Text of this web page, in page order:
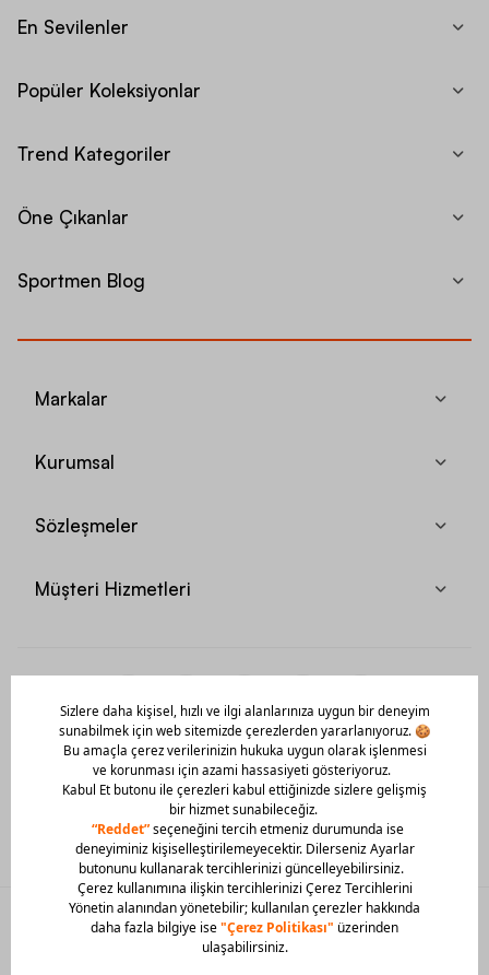
En Sevilenler
Popüler Koleksiyonlar
Trend Kategoriler
Öne Çıkanlar
Sportmen Blog
Markalar
Kurumsal
Sözleşmeler
Müşteri Hizmetleri
Mobil Uygulamamızı Hemen İndir!